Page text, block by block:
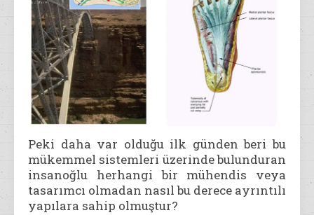
Peki daha var olduğu ilk günden beri bu
mükemmel sistemleri üzerinde bulunduran
insanoğlu herhangi bir mühendis veya
tasarımcı olmadan nasıl bu derece ayrıntılı
yapılara sahip olmuştur?